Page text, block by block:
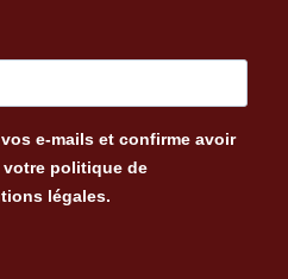
e-mails et confirme avoir
politique de
légales.